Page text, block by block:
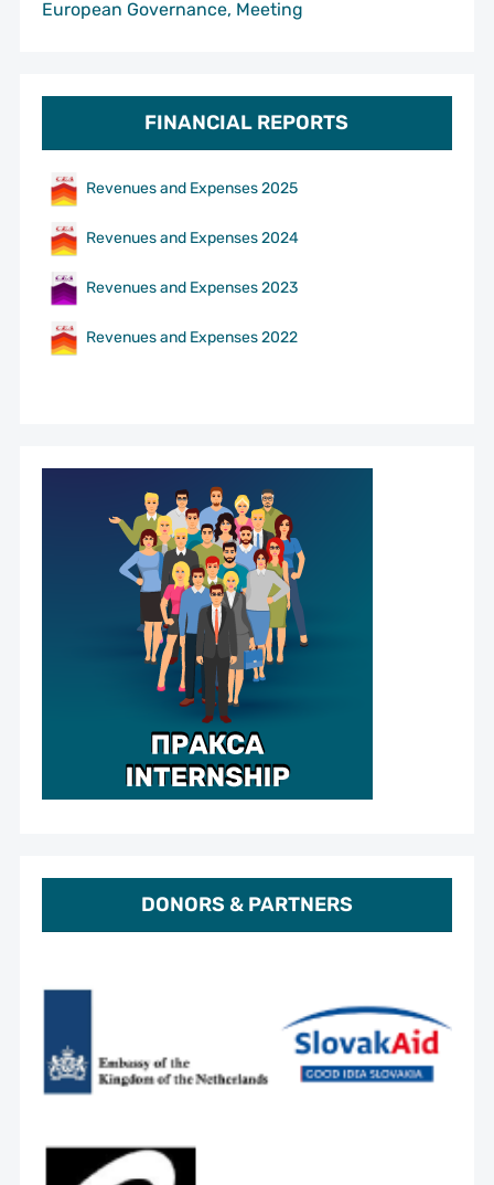
European Governance, Meeting
FINANCIAL REPORTS
Revenues and Expenses 2025
Revenues and Expenses 2024
Revenues and Expenses 2023
Revenues and Expenses 2022
DONORS & PARTNERS